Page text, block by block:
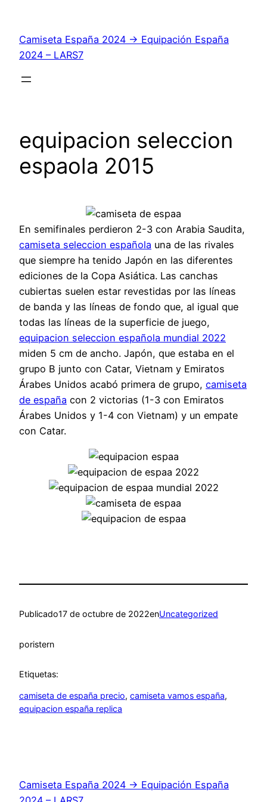
contenido
Camiseta España 2024 → Equipación España
2024 – LARS7
equipacion seleccion
espaola 2015
En semifinales perdieron 2-3 con Arabia Saudita,
camiseta seleccion española una de las rivales
que siempre ha tenido Japón en las diferentes
ediciones de la Copa Asiática. Las canchas
cubiertas suelen estar revestidas por las líneas
de banda y las líneas de fondo que, al igual que
todas las líneas de la superficie de juego,
equipacion seleccion española mundial 2022
miden 5 cm de ancho. Japón, que estaba en el
grupo B junto con Catar, Vietnam y Emiratos
Árabes Unidos acabó primera de grupo, camiseta
de españa con 2 victorias (1-3 con Emiratos
Árabes Unidos y 1-4 con Vietnam) y un empate
con Catar.
Publicado17 de octubre de 2022enUncategorized
poristern
Etiquetas:
camiseta de españa precio, camiseta vamos españa
equipacion españa replica
Camiseta España 2024 → Equipación España